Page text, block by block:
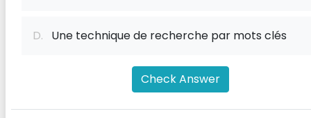
D. Une technique de recherche par mots clés
Check Answer